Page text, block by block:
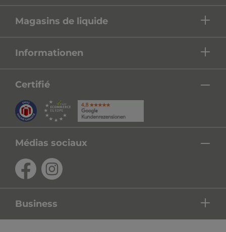
Magasins de liquide
Informationen
Certifié
Médias sociaux
Business